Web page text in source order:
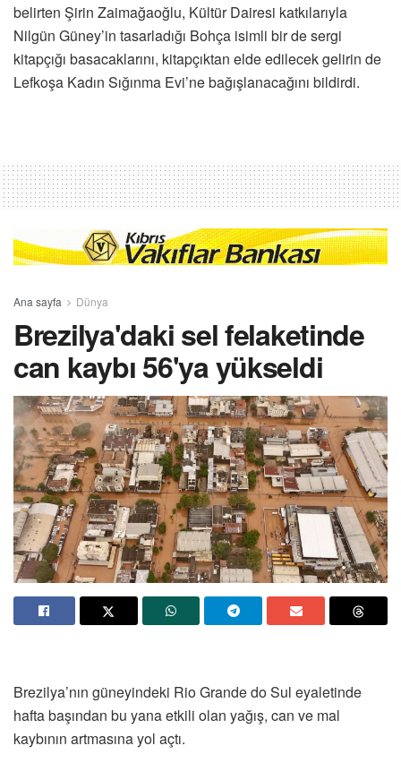
belirten Şirin Zaimağaoğlu, Kültür Dairesi katkılarıyla
Nilgün Güney’in tasarladığı Bohça isimli bir de sergi
kitapçığı basacaklarını, kitapçıktan elde edilecek gelirin de
Lefkoşa Kadın Sığınma Evi’ne bağışlanacağını bildirdi.
Ana sayfa Dünya
Brezilya'daki sel felaketinde
can kaybı 56'ya yükseldi
Brezilya’nın güneyindeki Rio Grande do Sul eyaletinde
hafta başından bu yana etkili olan yağış, can ve mal
kaybının artmasına yol açtı.